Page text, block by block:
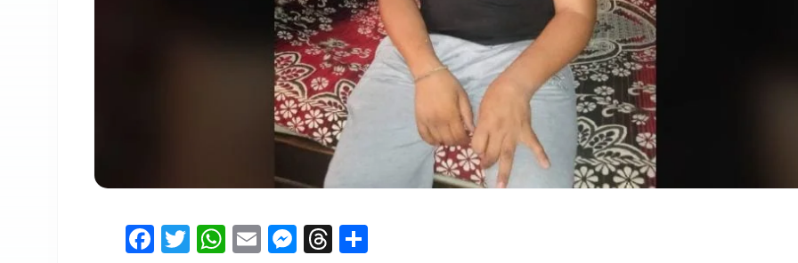
Facebook
Twitter
WhatsApp
EmailMessenger
Threads